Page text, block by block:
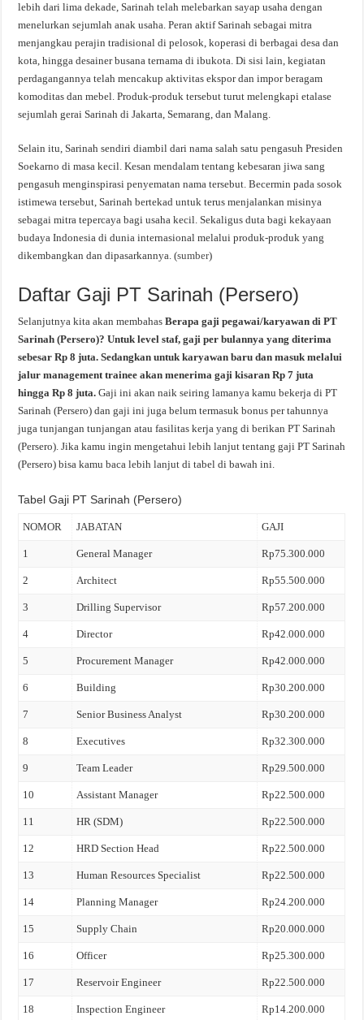
lebih dari lima dekade, Sarinah telah melebarkan sayap usaha dengan
menelurkan sejumlah anak usaha. Peran aktif Sarinah sebagai mitra
menjangkau perajin tradisional di pelosok, koperasi di berbagai desa dan
kota, hingga desainer busana ternama di ibukota. Di sisi lain, kegiatan
perdagangannya telah mencakup aktivitas ekspor dan impor beragam
komoditas dan mebel. Produk-produk tersebut turut melengkapi etalase
sejumlah gerai Sarinah di Jakarta, Semarang, dan Malang.
Selain itu, Sarinah sendiri diambil dari nama salah satu pengasuh Presiden
Soekarno di masa kecil. Kesan mendalam tentang kebesaran jiwa sang
pengasuh menginspirasi penyematan nama tersebut. Becermin pada sosok
istimewa tersebut, Sarinah bertekad untuk terus menjalankan misinya
sebagai mitra tepercaya bagi usaha kecil. Sekaligus duta bagi kekayaan
budaya Indonesia di dunia internasional melalui produk-produk yang
dikembangkan dan dipasarkannya. (sumber)
Daftar Gaji PT Sarinah (Persero)
Selanjutnya kita akan membahasBerapa gaji pegawai/karyawan di PT
Sarinah (Persero)? Untuk level staf, gaji per bulannya yang diterima
sebesar Rp 8 juta. Sedangkan untuk karyawan baru dan masuk melalui
jalur management trainee akan menerima gaji kisaran Rp 7 juta
hingga Rp 8 juta.Gaji ini akan naik seiring lamanya kamu bekerja di PT
Sarinah (Persero) dan gaji ini juga belum termasuk bonus per tahunnya
juga tunjangan tunjangan atau fasilitas kerja yang di berikan PT Sarinah
(Persero). Jika kamu ingin mengetahui lebih lanjut tentang gaji PT Sarinah
(Persero) bisa kamu baca lebih lanjut di tabel di bawah ini.
Tabel Gaji PT Sarinah (Persero)
NOMOR JABATAN GAJI
1 General Manager Rp75.300.000
2 Architect Rp55.500.000
3 Drilling Supervisor Rp57.200.000
4 Director Rp42.000.000
5 Procurement Manager Rp42.000.000
6 Building Rp30.200.000
7 Senior Business Analyst Rp30.200.000
8 Executives Rp32.300.000
9 Team Leader Rp29.500.000
10 Assistant Manager Rp22.500.000
11 HR (SDM) Rp22.500.000
12 HRD Section Head Rp22.500.000
13 Human Resources Specialist Rp22.500.000
14 Planning Manager Rp24.200.000
15 Supply Chain Rp20.000.000
16 Officer Rp25.300.000
17 Reservoir Engineer Rp22.500.000
18 Inspection Engineer Rp14.200.000